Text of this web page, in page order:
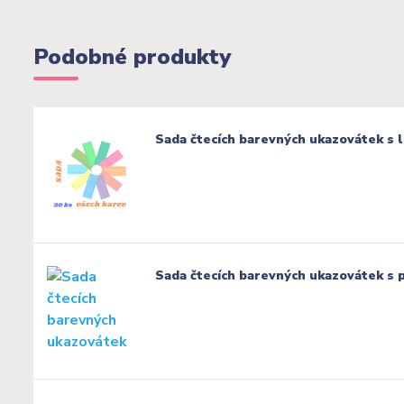
Podobné produkty
Sada čtecích barevných ukazovátek s
Sada čtecích barevných ukazovátek s